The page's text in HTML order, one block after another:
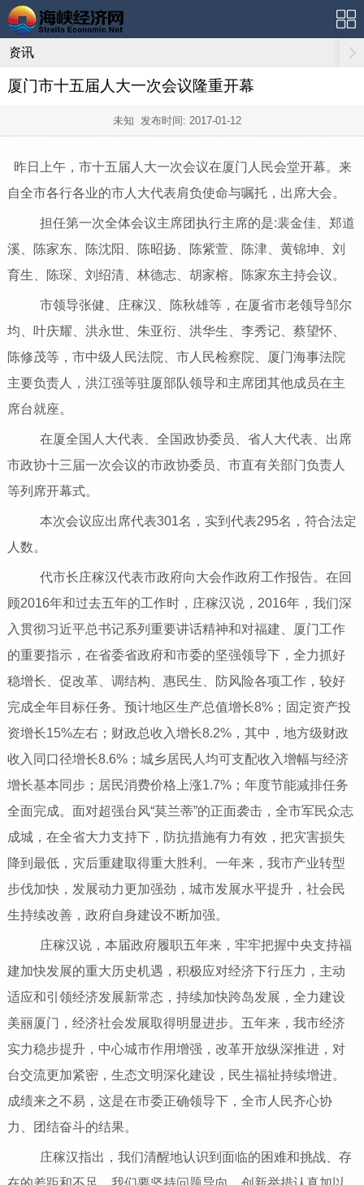
资讯
厦门市十五届人大一次会议隆重开幕
未知 发布时间: 2017-01-12
昨日上午，市十五届人大一次会议在厦门人民会堂开幕。来
自全市各行各业的市人大代表肩负使命与嘱托，出席大会。
担任第一次全体会议主席团执行主席的是:裴金佳、郑道
溪、陈家东、陈沈阳、陈昭扬、陈紫萱、陈津、黄锦坤、刘
育生、陈琛、刘绍清、林德志、胡家榕。陈家东主持会议。
市领导张健、庄稼汉、陈秋雄等，在厦省市老领导邹尔
均、叶庆耀、洪永世、朱亚衍、洪华生、李秀记、蔡望怀、
陈修茂等，市中级人民法院、市人民检察院、厦门海事法院
主要负责人，洪江强等驻厦部队领导和主席团其他成员在主
席台就座。
在厦全国人大代表、全国政协委员、省人大代表、出席
市政协十三届一次会议的市政协委员、市直有关部门负责人
等列席开幕式。
本次会议应出席代表301名，实到代表295名，符合法定
人数。
代市长庄稼汉代表市政府向大会作政府工作报告。在回
顾2016年和过去五年的工作时，庄稼汉说，2016年，我们深
入贯彻习近平总书记系列重要讲话精神和对福建、厦门工作
的重要指示，在省委省政府和市委的坚强领导下，全力抓好
稳增长、促改革、调结构、惠民生、防风险各项工作，较好
完成全年目标任务。预计地区生产总值增长8%；固定资产投
资增长15%左右；财政总收入增长8.2%，其中，地方级财政
收入同口径增长8.6%；城乡居民人均可支配收入增幅与经济
增长基本同步；居民消费价格上涨1.7%；年度节能减排任务
全面完成。面对超强台风“莫兰蒂”的正面袭击，全市军民众志
成城，在全省大力支持下，防抗措施有力有效，把灾害损失
降到最低，灾后重建取得重大胜利。一年来，我市产业转型
步伐加快，发展动力更加强劲，城市发展水平提升，社会民
生持续改善，政府自身建设不断加强。
庄稼汉说，本届政府履职五年来，牢牢把握中央支持福
建加快发展的重大历史机遇，积极应对经济下行压力，主动
适应和引领经济发展新常态，持续加快跨岛发展，全力建设
美丽厦门，经济社会发展取得明显进步。五年来，我市经济
实力稳步提升，中心城市作用增强，改革开放纵深推进，对
台交流更加紧密，生态文明深化建设，民生福祉持续增进。
成绩来之不易，这是在市委正确领导下，全市人民齐心协
力、团结奋斗的结果。
庄稼汉指出，我们清醒地认识到面临的困难和挑战、存